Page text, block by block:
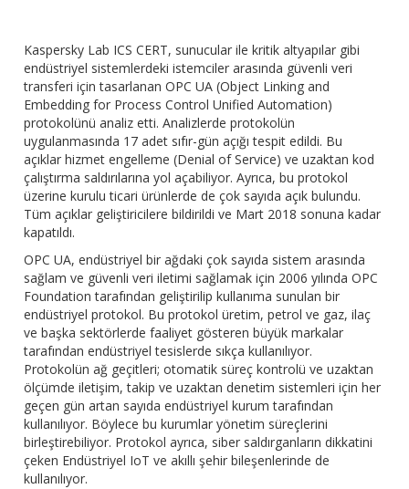
Kaspersky Lab ICS CERT, sunucular ile kritik altyapılar gibi
endüstriyel sistemlerdeki istemciler arasında güvenli veri
transferi için tasarlanan OPC UA (Object Linking and
Embedding for Process Control Unified Automation)
protokolünü analiz etti. Analizlerde protokolün
uygulanmasında 17 adet sıfır-gün açığı tespit edildi. Bu
açıklar hizmet engelleme (Denial of Service) ve uzaktan kod
çalıştırma saldırılarına yol açabiliyor. Ayrıca, bu protokol
üzerine kurulu ticari ürünlerde de çok sayıda açık bulundu.
Tüm açıklar geliştiricilere bildirildi ve Mart 2018 sonuna kadar
kapatıldı.
OPC UA, endüstriyel bir ağdaki çok sayıda sistem arasında
sağlam ve güvenli veri iletimi sağlamak için 2006 yılında OPC
Foundation tarafından geliştirilip kullanıma sunulan bir
endüstriyel protokol. Bu protokol üretim, petrol ve gaz, ilaç
ve başka sektörlerde faaliyet gösteren büyük markalar
tarafından endüstriyel tesislerde sıkça kullanılıyor.
Protokolün ağ geçitleri; otomatik süreç kontrolü ve uzaktan
ölçümde iletişim, takip ve uzaktan denetim sistemleri için her
geçen gün artan sayıda endüstriyel kurum tarafından
kullanılıyor. Böylece bu kurumlar yönetim süreçlerini
birleştirebiliyor. Protokol ayrıca, siber saldırganların dikkatini
çeken Endüstriyel IoT ve akıllı şehir bileşenlerinde de
kullanılıyor.